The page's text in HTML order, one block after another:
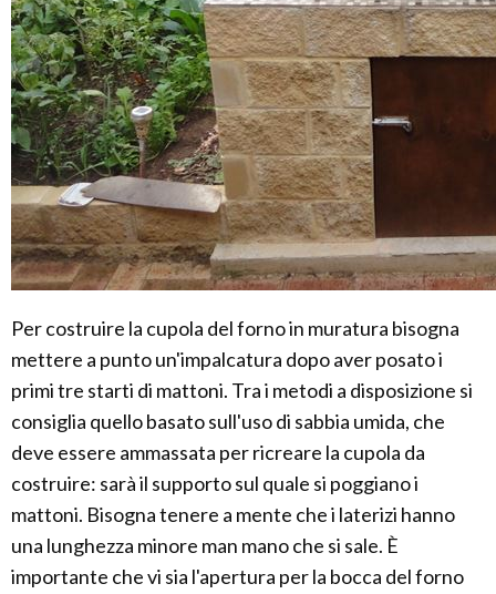
Per costruire la cupola del forno in muratura bisogna
mettere a punto un'impalcatura dopo aver posato i
primi tre starti di mattoni. Tra i metodi a disposizione si
consiglia quello basato sull'uso di sabbia umida, che
deve essere ammassata per ricreare la cupola da
costruire: sarà il supporto sul quale si poggiano i
mattoni. Bisogna tenere a mente che i laterizi hanno
una lunghezza minore man mano che si sale. È
importante che vi sia l'apertura per la bocca del forno